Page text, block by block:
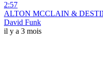
2:57
ALTON MCCLAIN &
David Funk
il y a 3 mois